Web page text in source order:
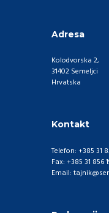
Adresa
Kolodvorska 2,
31402 Semeljci
Hrvatska
Kontakt
Telefon: +385 31
Fax: +385 31 856
Email: